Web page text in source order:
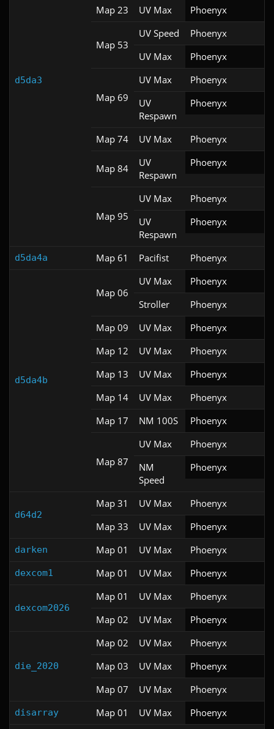
d5da3
Map 23 UV Max Phoenyx
Map 53
UV Speed Phoenyx
UV Max
Phoenyx
Map 69
UV Max Phoenyx
UV
Respawn
Phoenyx
Map 74 UV Max Phoenyx
Map 84
UV
Respawn
Phoenyx
Map 95
UV Max Phoenyx
UV
Respawn
Phoenyx
d5da4a Map 61 Pacifist Phoenyx
d5da4b
Map 06
UV Max Phoenyx
Stroller
Phoenyx
Map 09
UV Max Phoenyx
Map 12
UV Max Phoenyx
Map 13
UV Max Phoenyx
Map 14
UV Max Phoenyx
Map 17
NM 100S Phoenyx
Map 87
UV Max Phoenyx
NM
Speed
Phoenyx
d64d2
Map 31 UV Max Phoenyx
Map 33
UV Max Phoenyx
darken Map 01 UV Max Phoenyx
dexcom1 Map 01 UV Max Phoenyx
dexcom2026
Map 01 UV Max Phoenyx
Map 02
UV Max Phoenyx
die_2020
Map 02 UV Max Phoenyx
Map 03
UV Max Phoenyx
Map 07
UV Max Phoenyx
disarray Map 01 UV Max Phoenyx